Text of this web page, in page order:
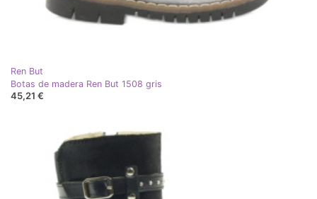
Ren But
Botas de madera Ren But 1508 gris
45,21 €